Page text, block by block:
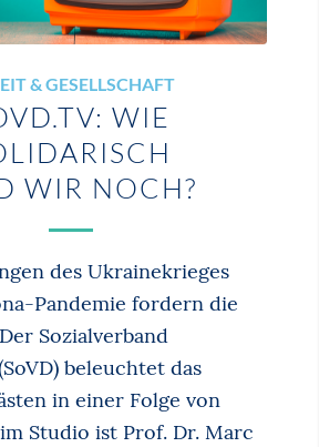
& GESELLSCHAFT
WIE
WIR NOCH?
des Ukrainekrieges
Pandemie fordern die
Sozialverband
beleuchtet das
in einer Folge von
Studio ist Prof. Dr. Marc